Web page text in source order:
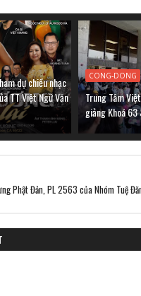
dự chiều nhạc
TT Việt Ngữ Văn
CONG-DONG
Trung Tâm
giảng Khoá 63
Phật Đản, PL 2563 của Nhóm Tuệ